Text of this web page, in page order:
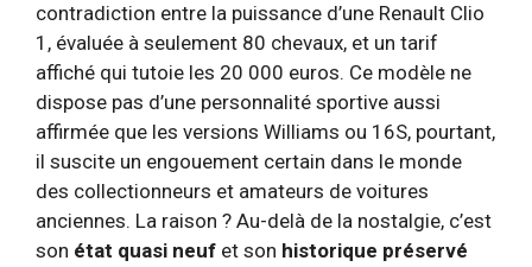
contradiction entre la puissance d’une Renault Clio
1, évaluée à seulement 80 chevaux, et un tarif
affiché qui tutoie les 20 000 euros. Ce modèle ne
dispose pas d’une personnalité sportive aussi
affirmée que les versions Williams ou 16S, pourtant,
il suscite un engouement certain dans le monde
des collectionneurs et amateurs de voitures
anciennes. La raison ? Au-delà de la nostalgie, c’est
son état quasi neuf et son historique préservé